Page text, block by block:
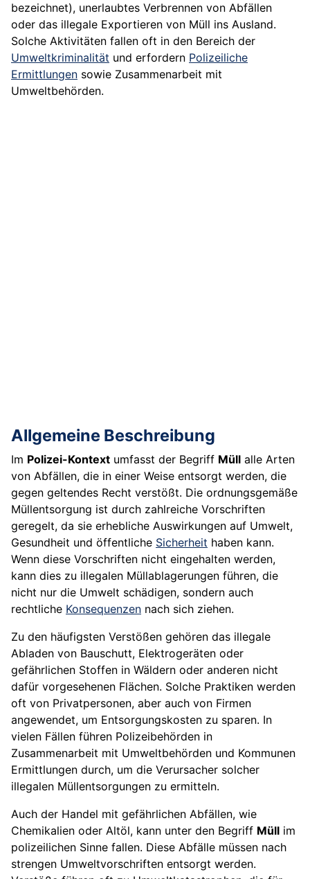
bezeichnet), unerlaubtes Verbrennen von Abfällen
oder das illegale Exportieren von Müll ins Ausland.
Solche Aktivitäten fallen oft in den Bereich der
Umweltkriminalität und erfordern Polizeiliche
Ermittlungen sowie Zusammenarbeit mit
Umweltbehörden.
Allgemeine Beschreibung
Im Polizei-Kontext umfasst der Begriff Müll alle Arten
von Abfällen, die in einer Weise entsorgt werden, die
gegen geltendes Recht verstößt. Die ordnungsgemäße
Müllentsorgung ist durch zahlreiche Vorschriften
geregelt, da sie erhebliche Auswirkungen auf Umwelt,
Gesundheit und öffentliche Sicherheit haben kann.
Wenn diese Vorschriften nicht eingehalten werden,
kann dies zu illegalen Müllablagerungen führen, die
nicht nur die Umwelt schädigen, sondern auch
rechtliche Konsequenzen nach sich ziehen.
Zu den häufigsten Verstößen gehören das illegale
Abladen von Bauschutt, Elektrogeräten oder
gefährlichen Stoffen in Wäldern oder anderen nicht
dafür vorgesehenen Flächen. Solche Praktiken werden
oft von Privatpersonen, aber auch von Firmen
angewendet, um Entsorgungskosten zu sparen. In
vielen Fällen führen Polizeibehörden in
Zusammenarbeit mit Umweltbehörden und Kommunen
Ermittlungen durch, um die Verursacher solcher
illegalen Müllentsorgungen zu ermitteln.
Auch der Handel mit gefährlichen Abfällen, wie
Chemikalien oder Altöl, kann unter den Begriff Müll im
polizeilichen Sinne fallen. Diese Abfälle müssen nach
strengen Umweltvorschriften entsorgt werden.